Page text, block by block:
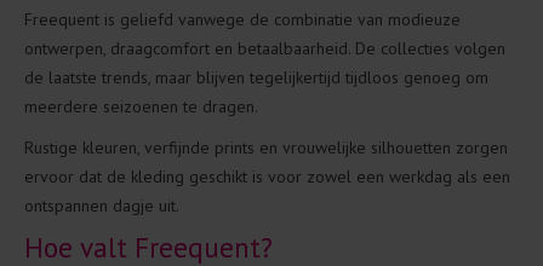
Freequent is geliefd vanwege de combinatie van modieuze
ontwerpen, draagcomfort en betaalbaarheid. De collecties volgen
de laatste trends, maar blijven tegelijkertijd tijdloos genoeg om
meerdere seizoenen te dragen.
Rustige kleuren, verfijnde prints en vrouwelijke silhouetten zorgen
ervoor dat de kleding geschikt is voor zowel een werkdag als een
ontspannen dagje uit.
Hoe valt Freequent?